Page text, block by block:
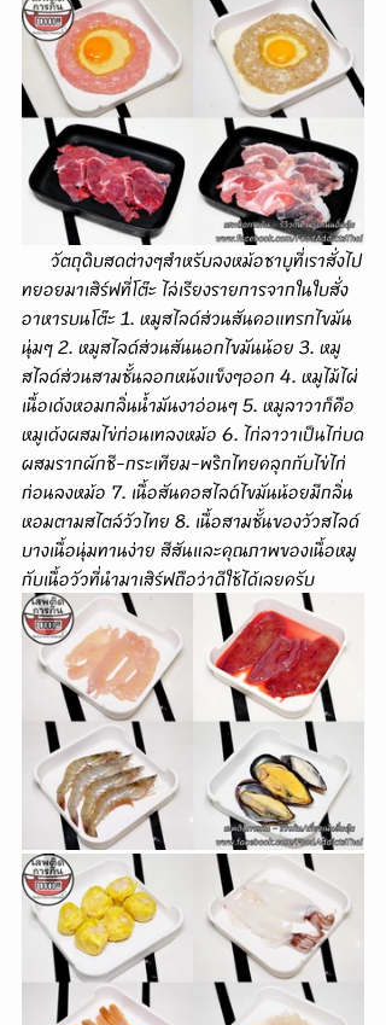
ทยอยมาเสิร์ฟที่โต๊ะ ไล่เรียงรายการจากในใบสั่ง
อาหารบนโต๊ะ 1. หมูสไลด์ส่วนสันคอแทรกไขมัน
นุ่มๆ 2. หมูสไลด์ส่วนสันนอกไขมันน้อย 3. หมู
สไลด์ส่วนสามชั้นลอกหนังแข็งๆออก 4. หมูไม้ไผ่
เนื้อเด้งหอมกลิ่นน้ำมันงาอ่อนๆ 5. หมูลาวาก็คือ
หมูเด้งผสมไข่ก่อนเทลงหม้อ 6. ไก่ลาวาเป็นไก่บด
ผสมรากผักชี-กระเทียม-พริกไทยคลุกกับไข่ไก่
ก่อนลงหม้อ 7. เนื้อสันคอสไลด์ไขมันน้อยมีกลิ่น
หอมตามสไตล์วัวไทย 8. เนื้อสามชั้นของวัวสไลด์
บางเนื้อนุ่มทานง่าย สีสันและคุณภาพของเนื้อหมู
กับเนื้อวัวที่นำมาเสิร์ฟถือว่าดีใช้ได้เลยครับ